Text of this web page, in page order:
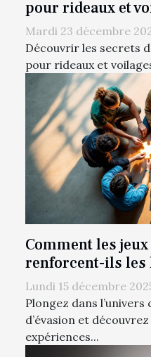
pour rideaux et
Mardi 23 décembre
Découvrir les secrets
pour rideaux et
Comment les
renforcent-ils les
Lundi 15 décembre
Plongez dans
d’évasion et
expériences...